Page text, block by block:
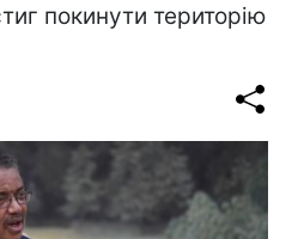
покинути територію